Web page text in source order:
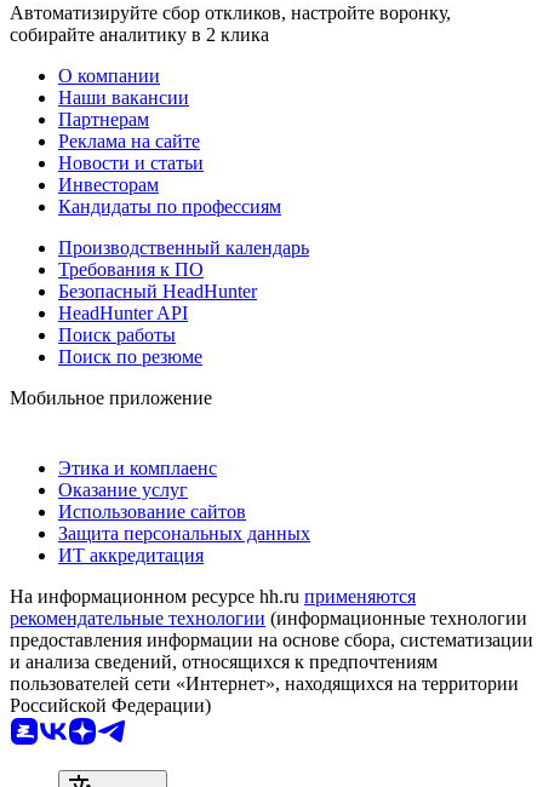
Автоматизируйте сбор откликов, настройте воронку,
собирайте аналитику в 2 клика
О компании
Наши вакансии
Партнерам
Реклама на сайте
Новости и статьи
Инвесторам
Кандидаты по профессиям
Производственный календарь
Требования к ПО
Безопасный HeadHunter
HeadHunter API
Поиск работы
Поиск по резюме
Мобильное приложение
Этика и комплаенс
Оказание услуг
Использование сайтов
Защита персональных данных
ИТ аккредитация
На информационном ресурсе hh.ru применяются
рекомендательные технологии (информационные технологии
предоставления информации на основе сбора, систематизации
и анализа сведений, относящихся к предпочтениям
пользователей сети «Интернет», находящихся на территории
Российской Федерации)